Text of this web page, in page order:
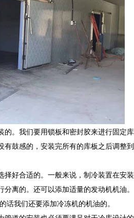
的。我们要用锁板和密封胶来进行固定库
有鼓感的，安装完所有的库板之后调整到
择好合适的。一般来说，制冷装置在安装
离的。还可以添加适量的发动机机油。
话我们还要添加冷冻机的机油的。